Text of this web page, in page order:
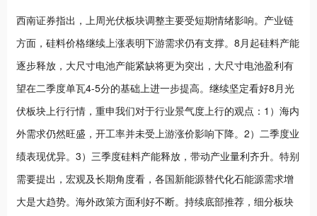
西南证券指出，上周光伏板块调整主要受短期情绪影响。产业链
方面，硅料价格继续上涨表明下游需求仍有支撑。8月起硅料产能
逐步释放，大尺寸电池产能紧缺将更为突出，大尺寸电池盈利有
望在二季度单瓦4-5分的基础上进一步提高。继续坚定看好8月光
伏板块上行行情，重申我们对于行业景气度上行的观点：1）海内
外需求仍然旺盛，开工率并未受上游涨价影响下降。2）二季度业
绩表现优异。3）三季度硅料产能释放，带动产业量利齐升。特别
需要提出，宏观及长期角度看，各国新能源替代化石能源需求增
大是大趋势。海外政策方面利好不断。持续底部推荐，细分板块